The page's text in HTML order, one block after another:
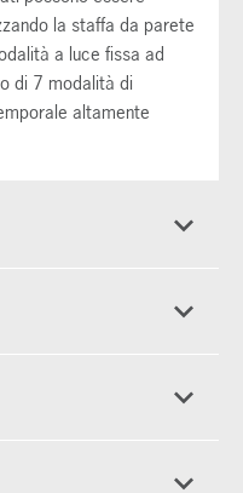
la staffa da parete
a luce fissa ad
di 7 modalità di
altamente